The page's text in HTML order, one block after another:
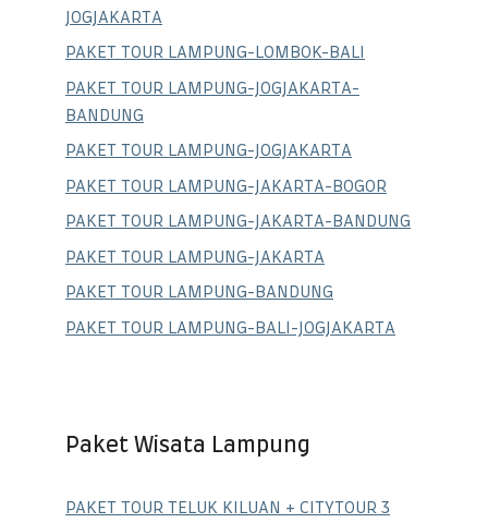
JOGJAKARTA
PAKET TOUR LAMPUNG-LOMBOK-BALI
PAKET TOUR LAMPUNG-JOGJAKARTA-
BANDUNG
PAKET TOUR LAMPUNG-JOGJAKARTA
PAKET TOUR LAMPUNG-JAKARTA-BOGOR
PAKET TOUR LAMPUNG-JAKARTA-BANDUNG
PAKET TOUR LAMPUNG-JAKARTA
PAKET TOUR LAMPUNG-BANDUNG
PAKET TOUR LAMPUNG-BALI-JOGJAKARTA
Paket Wisata Lampung
PAKET TOUR TELUK KILUAN + CITYTOUR 3